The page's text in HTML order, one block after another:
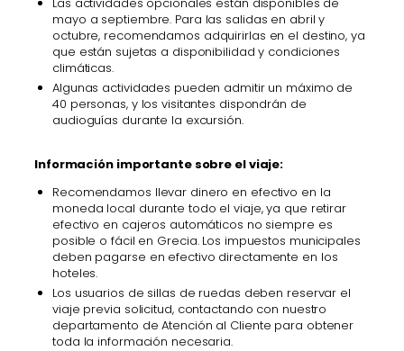
mayo a septiembre. Para las salidas en abril y
octubre, recomendamos adquirirlas en el destino, ya
que están sujetas a disponibilidad y condiciones
climáticas.
Algunas actividades pueden admitir un máximo de
40 personas, y los visitantes dispondrán de
audioguías durante la excursión.
Información importante sobre el viaje:
Recomendamos llevar dinero en efectivo en la
moneda local durante todo el viaje, ya que retirar
efectivo en cajeros automáticos no siempre es
posible o fácil en Grecia. Los impuestos municipales
deben pagarse en efectivo directamente en los
hoteles.
Los usuarios de sillas de ruedas deben reservar el
viaje previa solicitud, contactando con nuestro
departamento de Atención al Cliente para obtener
toda la información necesaria.